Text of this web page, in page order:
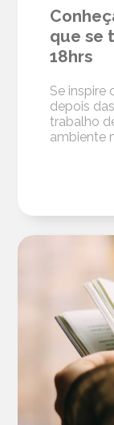
que se
18hrs
Se inspire
depois
trabalho
ambiente